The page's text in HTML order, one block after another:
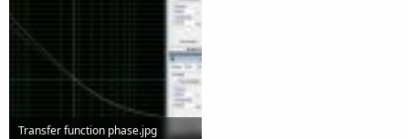
Transfer function phase.jpg